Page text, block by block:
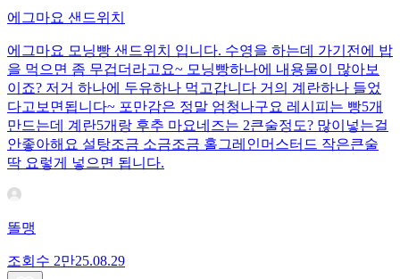
에그마요 샌드위치
에그마요 모닝빵 샌드위치 입니다. 수영을 하는데 가기전에 밥
을 먹으면 좀 무겁더라고요~ 모닝빵하나에 내용물이 많아보
이죠? 저거 하나에 두유하나 먹고갑니다 거의 계란하나 들었
다고보면됩니다~ 포만감은 정말 엄청나구요 레시피는 빵5개
만드는데 계란5개랑 후추 마요네즈는 2큰술정도? 많이넣는걸
안좋아해요 설탕조금 소금조금 홀그레인머스터드 작은큰술
딱 요렇게 넣으면 됩니다.
똘맹
조회수 2만25.08.29